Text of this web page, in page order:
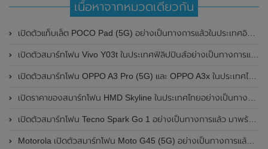
เนื้อหาจากหมวดเดียวกัน
เปิดตัวแท็บเล็ต POCO Pad (5G) อย่างเป็นทางการแล้วในประเทศอินเดีย มาพร้อมชิปเซ็ต Snapdragon 7s Gen 2 ของ Qualcomm และรองรับเครือข่าย 5G
เปิดตัวสมาร์ทโฟน Vivo Y03t ในประเทศฟิลิปปินส์อย่างเป็นทางการแล้ว มาพร้อมชิปเซ็ต Unisoc T612 , กล้องหลัง ความละเอียด 13MP , แบตเตอรี่ 5,000mAh และหน้าจอแสดงผล LCD / 90Hz
เปิดตัวสมาร์ทโฟน OPPO A3 Pro (5G) และ OPPO A3x ในประเทศไทยอย่างเป็นทางการแล้ว ในราคาเริ่มต้นเพียง 3,999 บาท
เปิดราคาของสมาร์ทโฟน HMD Skyline ในประเทศไทยอย่างเป็นทางการแล้ว ราคา 14,990 บาท
เปิดตัวสมาร์ทโฟน Tecno Spark Go 1 อย่างเป็นทางการแล้ว มาพร้อมหน้าจอแสดงผล LCD / 120Hz , แบตเตอรี่ 5,000mAh และใช้ชิปเซ็ต Unisoc
Motorola เปิดตัวสมาร์ทโฟน Moto G45 (5G) อย่างเป็นทางการแล้วในอินเดีย